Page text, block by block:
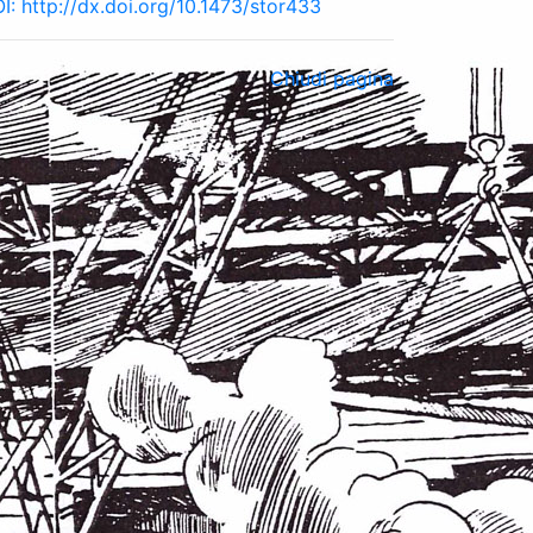
http://dx.doi.org/10.1473/stor433
Chiudi pagina